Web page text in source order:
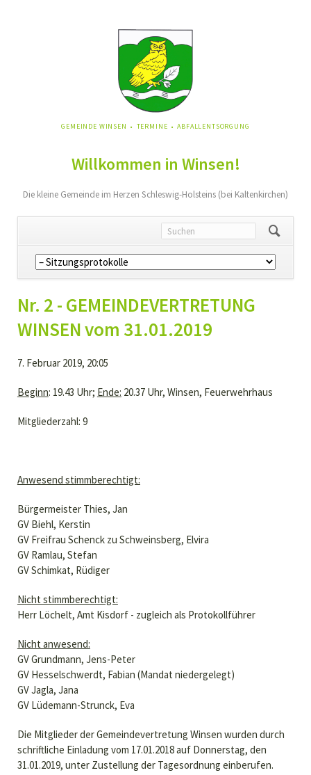
NAVIGATION
GEMEINDE WINSEN TERMINE ABFALLENTSORGUNG
Willkommen in Winsen!
Die kleine Gemeinde im Herzen Schleswig-Holsteins (bei Kaltenkirchen)
Navigation
überspringen
Nr. 2 - GEMEINDEVERTRETUNG
WINSEN vom 31.01.2019
7. Februar 2019, 20:05
Beginn: 19.43 Uhr; Ende: 20.37 Uhr, Winsen, Feuerwehrhaus
Mitgliederzahl: 9
Anwesend stimmberechtigt:
Bürgermeister Thies, Jan
GV Biehl, Kerstin
GV Freifrau Schenck zu Schweinsberg, Elvira
GV Ramlau, Stefan
GV Schimkat, Rüdiger
Nicht stimmberechtigt:
Herr Löchelt, Amt Kisdorf - zugleich als Protokollführer
Nicht anwesend:
GV Grundmann, Jens-Peter
GV Hesselschwerdt, Fabian (Mandat niedergelegt)
GV Jagla, Jana
GV Lüdemann-Strunck, Eva
Die Mitglieder der Gemeindevertretung Winsen wurden durch
schriftliche Einladung vom 17.01.2018 auf Donnerstag, den
31.01.2019, unter Zustellung der Tagesordnung einberufen.